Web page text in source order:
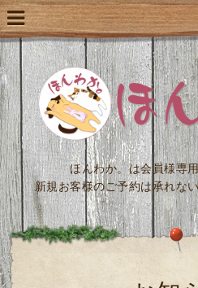
ほんわか。は会員様専
新規お客様のご予約は承れな